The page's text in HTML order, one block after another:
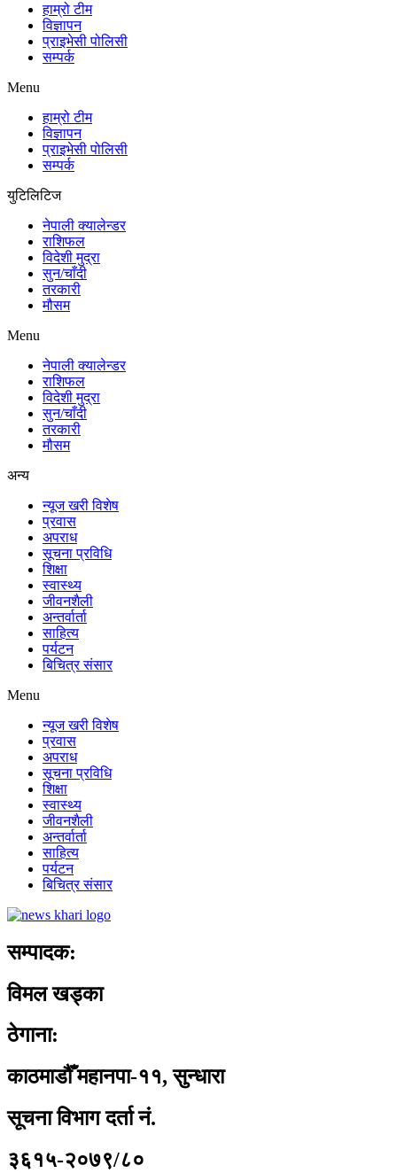
हाम्रो टीम
विज्ञापन
प्राइभेसी पोलिसी
सम्पर्क
Menu
हाम्रो टीम
विज्ञापन
प्राइभेसी पोलिसी
सम्पर्क
युटिलिटिज
नेपाली क्यालेन्डर
राशिफल
विदेशी मुद्रा
सुन/चाँदी
तरकारी
मौसम
Menu
नेपाली क्यालेन्डर
राशिफल
विदेशी मुद्रा
सुन/चाँदी
तरकारी
मौसम
अन्य
न्यूज खरी विशेष
प्रवास
अपराध
सूचना प्रविधि
शिक्षा
स्वास्थ्य
जीवनशैली
अन्तर्वार्ता
साहित्य
पर्यटन
बिचित्र संसार
Menu
न्यूज खरी विशेष
प्रवास
अपराध
सूचना प्रविधि
शिक्षा
स्वास्थ्य
जीवनशैली
अन्तर्वार्ता
साहित्य
पर्यटन
बिचित्र संसार
सम्पादक:
विमल खड्का
ठेगाना:
काठमाडौँ महानपा-११, सुन्धारा
सूचना विभाग दर्ता नं.
३६१५-२०७९/८०